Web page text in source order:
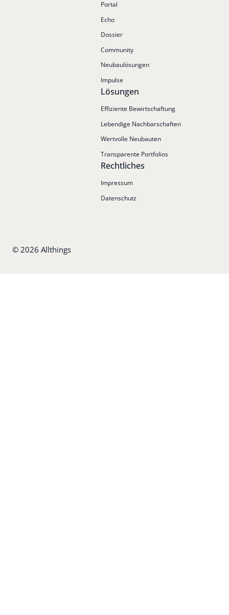
Portal
Echo
Dossier
Community
Neubaulösungen
Impulse
Lösungen
Effiziente Bewirtschaftung
Lebendige Nachbarschaften
Wertvolle Neubauten
Transparente Portfolios
Rechtliches
Impressum
Datenschutz
© 2026 Allthings